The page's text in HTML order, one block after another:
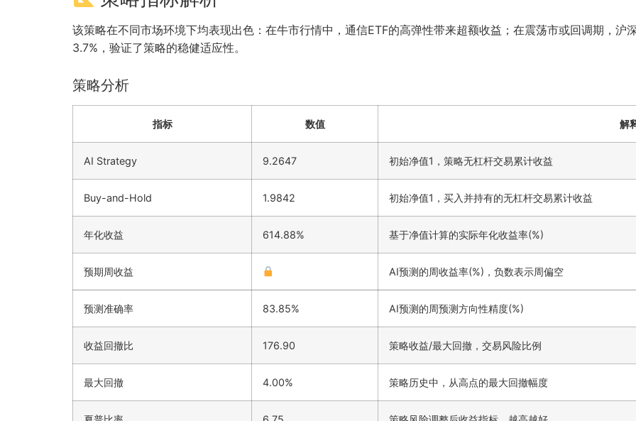
该策略在不同市场环境下均表现出色：在牛市行情中，通信ETF的高弹性带来超额收益；在震荡市或回调期，
3.7%，验证了策略的稳健适应性。
策略分析
指标 数值 解
AI Strategy 9.2647 初始净值1，策略无杠杆交易累计收益
Buy-and-Hold 1.9842 初始净值1，买入并持有的无杠杆交易累计收益
年化收益 614.88% 基于净值计算的实际年化收益率(%)
预期周收益 AI预测的周收益率(%)，负数表示周偏空
预测准确率 83.85% AI预测的周预测方向性精度(%)
收益回撤比 176.90 策略收益/最大回撤，交易风险比例
最大回撤 4.00% 策略历史中，从高点的最大回撤幅度